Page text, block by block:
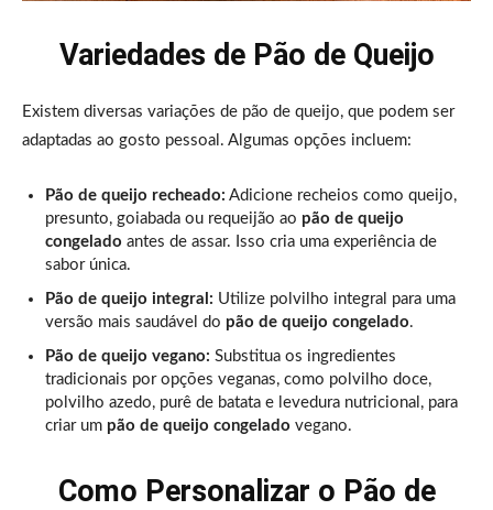
Variedades de Pão de Queijo
Existem diversas variações de pão de queijo, que podem ser
adaptadas ao gosto pessoal. Algumas opções incluem:
Pão de queijo recheado: Adicione recheios como queijo,
presunto, goiabada ou requeijão ao pão de queijo
congelado antes de assar. Isso cria uma experiência de
sabor única.
Pão de queijo integral: Utilize polvilho integral para uma
versão mais saudável do pão de queijo congelado.
Pão de queijo vegano: Substitua os ingredientes
tradicionais por opções veganas, como polvilho doce,
polvilho azedo, purê de batata e levedura nutricional, para
criar um pão de queijo congelado vegano.
Como Personalizar o Pão de